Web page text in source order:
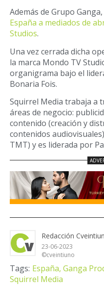
Además de Grupo
España a mediados de
Studios.
Una vez cerrada dicha
la marca Mondo TV
organigrama bajo el
Bonaria Fois.
Squirrel Media trabaja a
áreas de negocio:
contenido (creación y
contenidos
TMT) y es liderada por
Redacción
23-06-2023
©cveintiuno
Tags: España, Ganga
Squirrel Media